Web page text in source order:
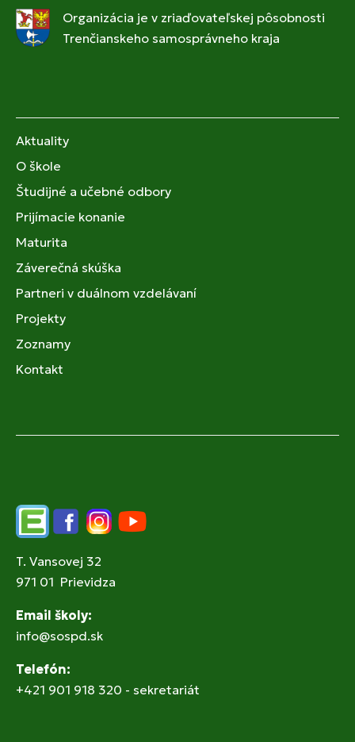
Organizácia je v zriaďovateľskej pôsobnosti
Trenčianskeho samosprávneho kraja
Aktuality
O škole
Študijné a učebné odbory
Prijímacie konanie
Maturita
Záverečná skúška
Partneri v duálnom vzdelávaní
Projekty
Zoznamy
Kontakt
EdupageFacebookInstagram
YouTube
T. Vansovej 32
971 01 Prievidza
Email školy:
info@sospd.sk
Telefón:
+421 901 918 320 - sekretariát